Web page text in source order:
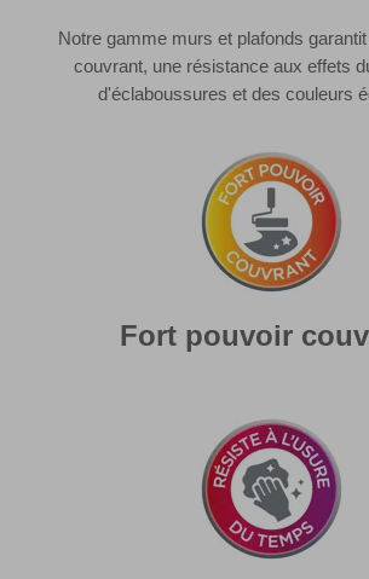
Notre gamme murs et plafonds
couvrant, une résistance aux effets
d'éclaboussures et des couleurs
Fort pouvoir